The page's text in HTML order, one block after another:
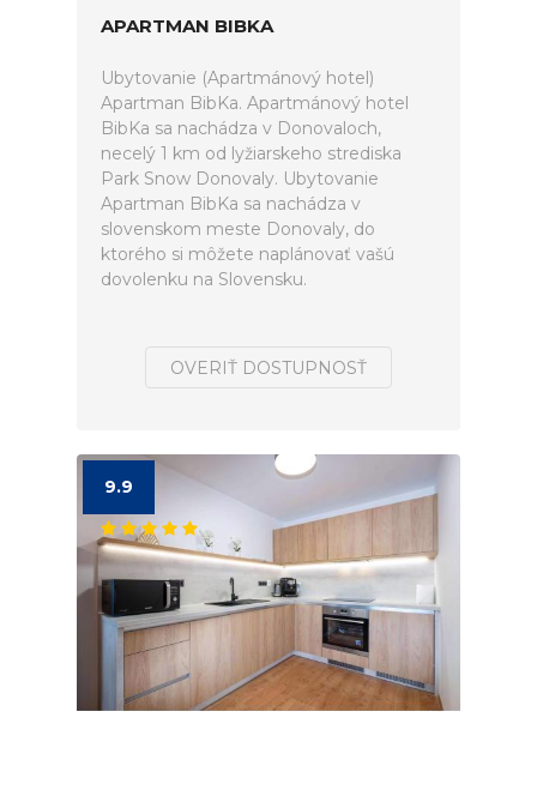
APARTMAN BIBKA
Ubytovanie (Apartmánový hotel)
Apartman BibKa. Apartmánový hotel
BibKa sa nachádza v Donovaloch,
necelý 1 km od lyžiarskeho strediska
Park Snow Donovaly. Ubytovanie
Apartman BibKa sa nachádza v
slovenskom meste Donovaly, do
ktorého si môžete naplánovať vašú
dovolenku na Slovensku.
OVERIŤ DOSTUPNOSŤ
9.9